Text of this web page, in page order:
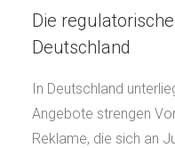
Die
Deutschland
In Deutschland
Angebote strengen
Reklame, die sich an